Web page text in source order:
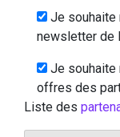
Je souhaite
newsletter de
Je souhaite
offres des
Liste des